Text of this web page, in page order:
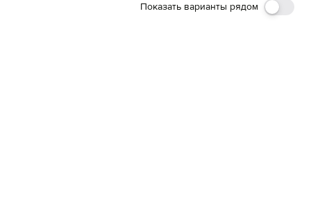
Показать варианты рядом